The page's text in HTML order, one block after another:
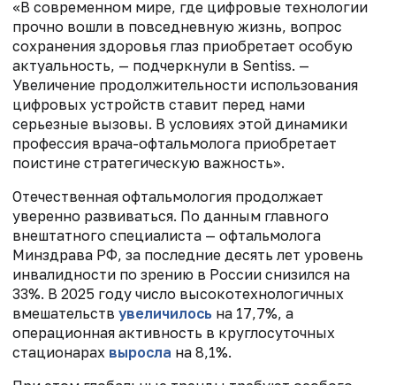
«В современном мире, где цифровые технологии
прочно вошли в повседневную жизнь, вопрос
сохранения здоровья глаз приобретает особую
актуальность, — подчеркнули в Sentiss. —
Увеличение продолжительности использования
цифровых устройств ставит перед нами
серьезные вызовы. В условиях этой динамики
профессия врача-офтальмолога приобретает
поистине стратегическую важность».
Отечественная офтальмология продолжает
уверенно развиваться. По данным главного
внештатного специалиста — офтальмолога
Минздрава РФ, за последние десять лет уровень
инвалидности по зрению в России снизился на
33%. В 2025 году число высокотехнологичных
вмешательств увеличилось на 17,7%, а
операционная активность в круглосуточных
стационарах выросла на 8,1%.